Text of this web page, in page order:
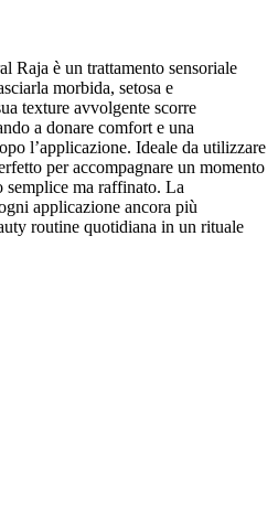
Raja è un trattamento sensoriale
morbida, setosa e
texture avvolgente scorre
a donare comfort e una
l’applicazione. Ideale da utilizzare
per accompagnare un momento
semplice ma raffinato. La
applicazione ancora più
routine quotidiana in un rituale